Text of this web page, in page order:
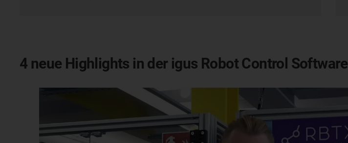
4 neue Highlights in der igus Robot Control Software